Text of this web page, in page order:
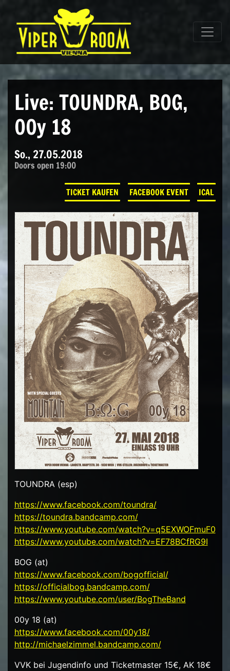
Hauptnavigation
Live: TOUNDRA, BOG,
00y 18
So., 27.05.2018
Doors open 19:00
TICKET KAUFEN FACEBOOK EVENT ICAL
TOUNDRA (esp)
https://www.facebook.com/toundra/
https://toundra.bandcamp.com/
https://www.youtube.com/watch?v=q5EXWOFmuF0
https://www.youtube.com/watch?v=EF78BCfRG9I
BOG (at)
https://www.facebook.com/bogofficial/
https://officialbog.bandcamp.com/
https://www.youtube.com/user/BogTheBand
00y 18 (at)
https://www.facebook.com/00y18/
http://michaelzimmel.bandcamp.com/
VVK bei Jugendinfo und Ticketmaster 15€, AK 18€